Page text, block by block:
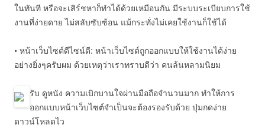
ในทันที หรือจะเสิร์ชหาก็ทำได้ด้วยเหมือนกัน มีระบบระเบียบการใช้
งานที่ง่ายดาย ไม่สลับซับซ้อน แม้กระทั่งไม่เคยใช้งานก็ใช้ได้
• หน้าเว็บไซต์ดีไซน์ดี: หน้าเว็บไซต์ถูกออกแบบให้ใช้งานได้ง่าย
อย่างยิ่งๆครับผม ด้วยเหตุว่าเราทราบดีว่า คนล้นหลามนิยม
รับ ดูหนัง ความเบิกบานใจผ่านมือถือจำนวนมาก ทำให้การ
ออกแบบหน้าเว็บไซต์จำเป็นจะต้องรองรับด้วย ปุ่มกดง่าย
ดาวน์โหลดไว